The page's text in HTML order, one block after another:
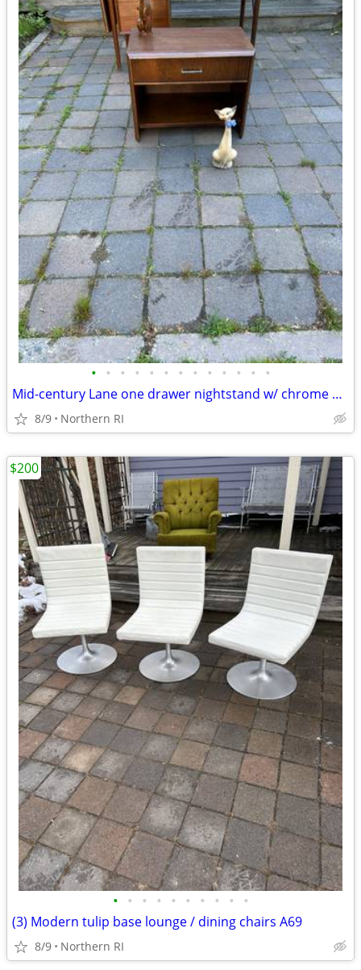
• • • • • • • • • • • • •
Mid-century Lane one drawer nightstand w/ chrome pull A27
8/9 Northern RI
• • • • • • • • • •
(3) Modern tulip base lounge / dining chairs A69
8/9 Northern RI
$200